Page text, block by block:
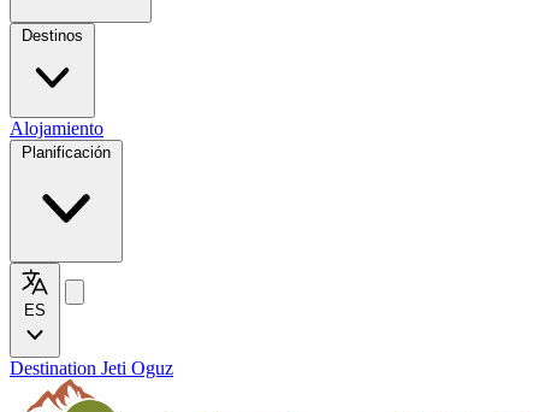
Alojamiento
Destination Jeti Oguz